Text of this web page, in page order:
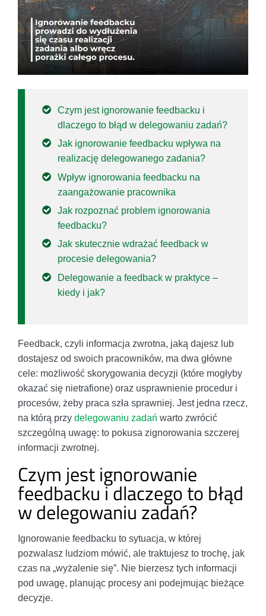
Czym jest ignorowanie feedbacku i
dlaczego to błąd w delegowaniu zadań?
Jak ignorowanie feedbacku wpływa na
realizację delegowanego zadania?
Wpływ ignorowania feedbacku na
zaangażowanie pracownika
Jak rozpoznać problem ignorowania
feedbacku?
Jak skutecznie wdrażać feedback w
procesie delegowania?
Delegowanie a feedback w praktyce –
kiedy i jak?
Feedback, czyli informacja zwrotna, jaką dajesz lub
dostajesz od swoich pracowników, ma dwa główne
cele: możliwość skorygowania decyzji (które mogłyby
okazać się nietrafione) oraz usprawnienie procedur i
procesów, żeby praca szła sprawniej. Jest jedna rzecz,
na którą przy delegowaniu zadań warto zwrócić
szczególną uwagę: to pokusa zignorowania szczerej
informacji zwrotnej.
Czym jest ignorowanie
feedbacku i dlaczego to błąd
w delegowaniu zadań?
Ignorowanie feedbacku to sytuacja, w której
pozwalasz ludziom mówić, ale traktujesz to trochę, jak
czas na „wyżalenie się”. Nie bierzesz tych informacji
pod uwagę, planując procesy ani podejmując bieżące
decyzje.